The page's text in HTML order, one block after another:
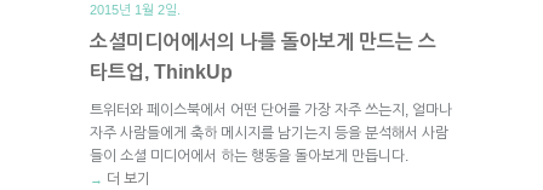
2015년 1월 2일.
소셜미디어에서의 나를 돌아보게 만드는 스
타트업, ThinkUp
트위터와 페이스북에서 어떤 단어를 가장 자주 쓰는지, 얼마나
자주 사람들에게 축하 메시지를 남기는지 등을 분석해서 사람
들이 소셜 미디어에서 하는 행동을 돌아보게 만듭니다.
→ 더 보기